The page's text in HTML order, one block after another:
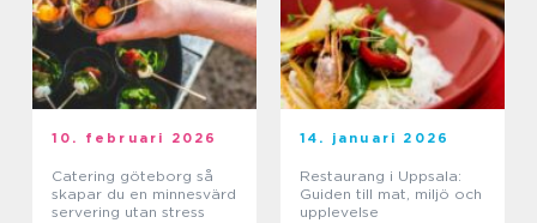
10. februari 2026
Catering göteborg så
skapar du en minnesvärd
servering utan stress
14. januari 2026
Restaurang i Uppsala:
Guiden till mat, miljö och
upplevelse